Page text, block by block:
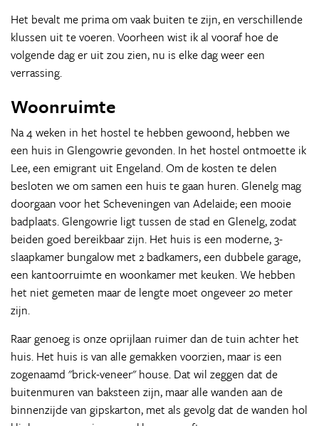
Het bevalt me prima om vaak buiten te zijn, en verschillende
klussen uit te voeren. Voorheen wist ik al vooraf hoe de
volgende dag er uit zou zien, nu is elke dag weer een
verrassing.
Woonruimte
Na 4 weken in het hostel te hebben gewoond, hebben we
een huis in Glengowrie gevonden. In het hostel ontmoette ik
Lee, een emigrant uit Engeland. Om de kosten te delen
besloten we om samen een huis te gaan huren. Glenelg mag
doorgaan voor het Scheveningen van Adelaide; een mooie
badplaats. Glengowrie ligt tussen de stad en Glenelg, zodat
beiden goed bereikbaar zijn. Het huis is een moderne, 3-
slaapkamer bungalow met 2 badkamers, een dubbele garage,
een kantoorruimte en woonkamer met keuken. We hebben
het niet gemeten maar de lengte moet ongeveer 20 meter
zijn.
Raar genoeg is onze oprijlaan ruimer dan de tuin achter het
huis. Het huis is van alle gemakken voorzien, maar is een
zogenaamd "brick-veneer" house. Dat wil zeggen dat de
buitenmuren van baksteen zijn, maar alle wanden aan de
binnenzijde van gipskarton, met als gevolg dat de wanden hol